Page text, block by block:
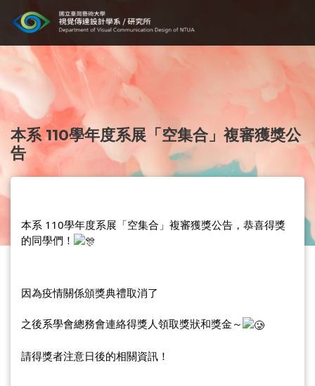
本系 110學年度系展「空集合」複審獲獎公
告
本系 110學年度系展「空集合」複審獲獎公告， 恭喜得獎
的同學們！
因為疫情關係頒獎典禮取消了
之後系學會總務會連絡得獎人領取獎狀和獎金～
請得獎者注意日後的相關資訊！